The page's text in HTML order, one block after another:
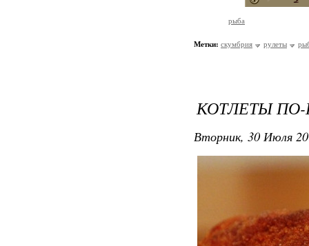
рыба
Метки: скумбрия рулеты
КОТЛЕТЫ
Вторник, 30 Июля